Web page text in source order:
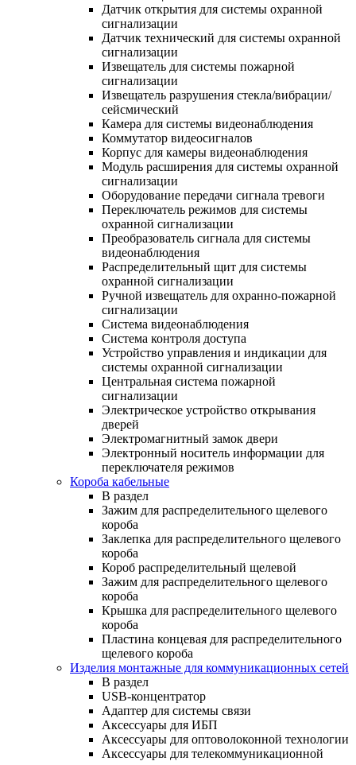
Датчик открытия для системы охранной
сигнализации
Датчик технический для системы охранной
сигнализации
Извещатель для системы пожарной
сигнализации
Извещатель разрушения стекла/вибрации/
сейсмический
Камера для системы видеонаблюдения
Коммутатор видеосигналов
Корпус для камеры видеонаблюдения
Модуль расширения для системы охранной
сигнализации
Оборудование передачи сигнала тревоги
Переключатель режимов для системы
охранной сигнализации
Преобразователь сигнала для системы
видеонаблюдения
Распределительный щит для системы
охранной сигнализации
Ручной извещатель для охранно-пожарной
сигнализации
Система видеонаблюдения
Система контроля доступа
Устройство управления и индикации для
системы охранной сигнализации
Центральная система пожарной
сигнализации
Электрическое устройство открывания
дверей
Электромагнитный замок двери
Электронный носитель информации для
переключателя режимов
Короба кабельные
В раздел
Зажим для распределительного щелевого
короба
Заклепка для распределительного щелевого
короба
Короб распределительный щелевой
Зажим для распределительного щелевого
короба
Крышка для распределительного щелевого
короба
Пластина концевая для распределительного
щелевого короба
Изделия монтажные для коммуникационных сетей
В раздел
USB-концентратор
Адаптер для системы связи
Аксессуары для ИБП
Аксессуары для оптоволоконной технологии
Аксессуары для телекоммуникационной